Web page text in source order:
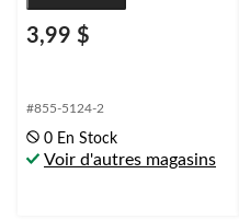
3,99 $
#855-5124-2
0 En Stock
Voir d'autres magasins